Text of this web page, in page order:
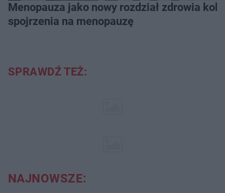
Menopauza jako nowy rozdział zdrowia
spojrzenia na menopauzę
SPRAWDŹ TEŻ:
NAJNOWSZE: